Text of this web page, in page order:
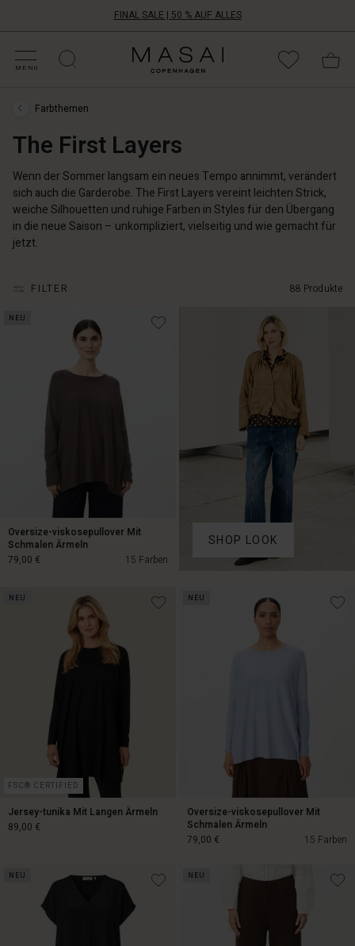
FINAL SALE | 50 % AUF ALLES
MENU
VERANTWORTUNG
Masai
Clothing
Farbthemen
The
First
Farbthemen
The First Layers
Wenn der Sommer langsam ein neues Tempo annimmt, verändert
sich auch die Garderobe. The First Layers vereint leichten Strick,
weiche Silhouetten und ruhige Farben in Styles für den Übergang
in die neue Saison – unkompliziert, vielseitig und wie gemacht für
jetzt.
FILTER 88 Produkte
NEU
Oversize-viskosepullover Mit
Schmalen Ärmeln
15 Farben
79,00 €
SHOP LOOK
NEU
FSC® CERTIFIED
Jersey-tunika Mit Langen Ärmeln
89,00 €
89,00 €
NEU
Oversize-viskosepullover Mit
Schmalen Ärmeln
15 Farben
79,00 €
NEU NEU